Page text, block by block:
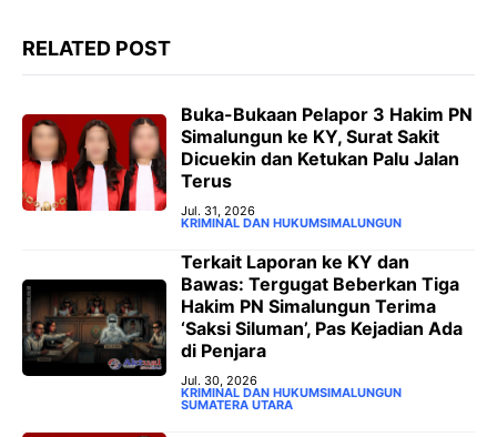
RELATED POST
‎Buka-Bukaan Pelapor 3 Hakim PN
Simalungun ke KY, Surat Sakit
Dicuekin dan Ketukan Palu Jalan
Terus ‎
Jul. 31, 2026
KRIMINAL DAN HUKUMSIMALUNGUN
‎Terkait Laporan ke KY dan
Bawas: Tergugat Beberkan Tiga
Hakim PN Simalungun Terima
‘Saksi Siluman’, Pas Kejadian Ada
di Penjara
Jul. 30, 2026
KRIMINAL DAN HUKUMSIMALUNGUN
SUMATERA UTARA